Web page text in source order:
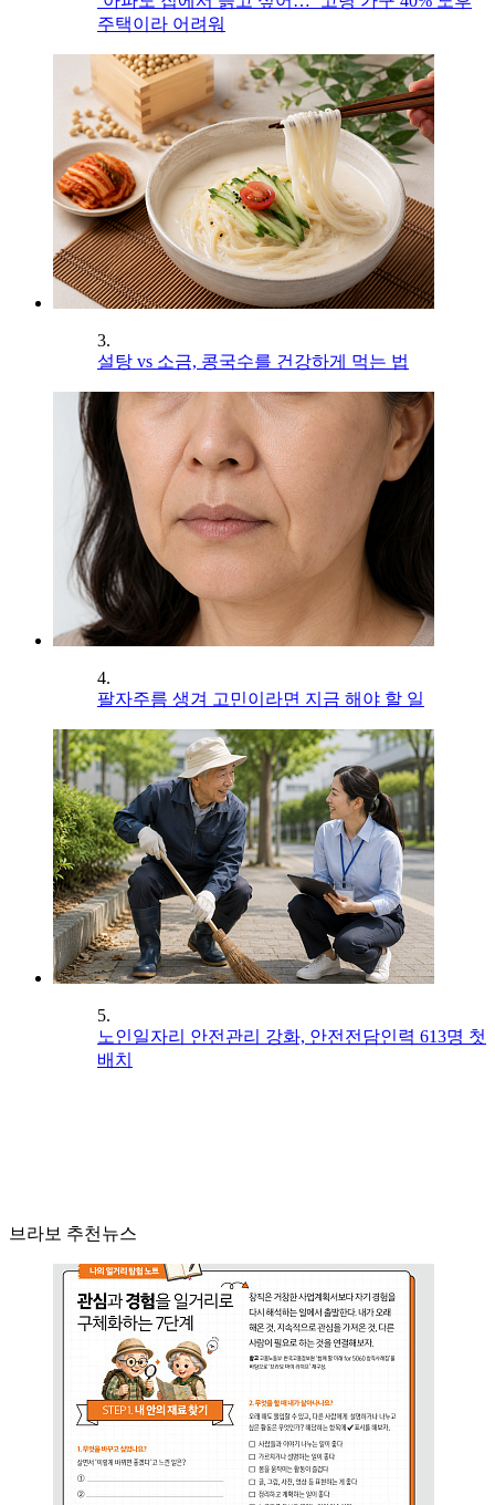
주택이라 어려워
3.
설탕 vs 소금, 콩국수를 건강하게 먹는 법
4.
팔자주름 생겨 고민이라면 지금 해야 할 일
5.
노인일자리 안전관리 강화, 안전전담인력 613명 첫
배치
브라보 추천뉴스